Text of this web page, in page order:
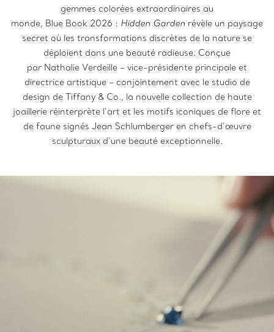
gemmes colorées extraordinaires au
monde, Blue Book 2026 : Hidden Garden révèle un paysage
secret où les transformations discrètes de la nature se
déploient dans une beauté radieuse. Conçue
par Nathalie Verdeille – vice-présidente principale et
directrice artistique – conjointement avec le studio de
design de Tiffany & Co., la nouvelle collection de haute
joaillerie réinterprète l’art et les motifs iconiques de flore et
de faune signés Jean Schlumberger en chefs-d’œuvre
sculpturaux d’une beauté exceptionnelle.